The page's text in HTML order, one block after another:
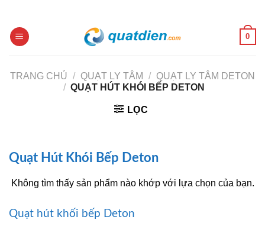
content
0
TRANG CHỦ / QUẠT LY TÂM /
QUẠT LY TÂM DETON
/ QUẠT HÚT KHÓI BẾP DETON
LỌC
Quạt Hút Khói Bếp Deton
Không tìm thấy sản phẩm nào khớp với lựa chọn của bạn.
Quạt hút khối bếp Deton